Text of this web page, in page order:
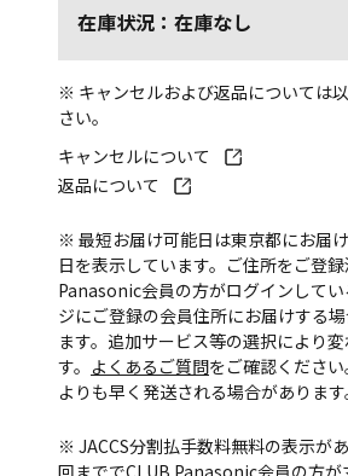
在庫状況：在庫なし
※ キャンセルおよび返品については
さい。
キャンセルについて
返品について
※ 最短お届け可能日は東京都にお届
日を表示しています。ご住所をご登
Panasonic会員の方がログインして
ジにご登録の会員住所にお届けする
ます。追加サービス等の選択により
す。 よくあるご質問をご確認くださ
よりも早く発送される場合があります
※ JACCS分割払手数料無料の表示が
回まででCLUB Panasonic会員の方